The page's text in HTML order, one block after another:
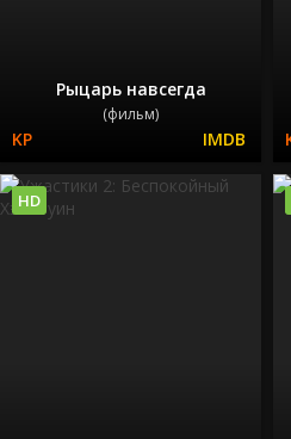
Рыцарь навсегда
(фильм)
HD